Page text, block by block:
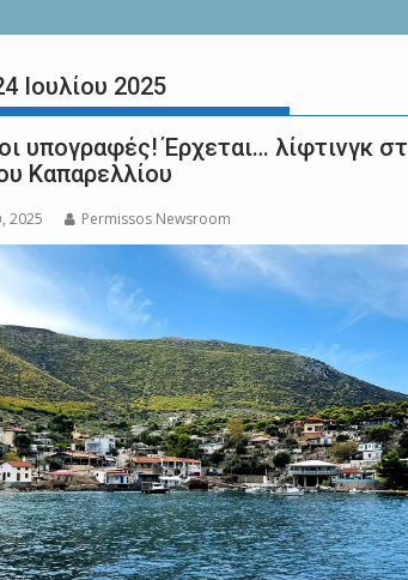
Ιουλίου 2025
υπογραφές! Έρχεται… λίφτινγκ
Καπαρελλίου
2025 Permissos Newsroom